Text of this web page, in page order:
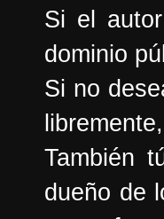
Si el
dominio
Si no
También
dueño de